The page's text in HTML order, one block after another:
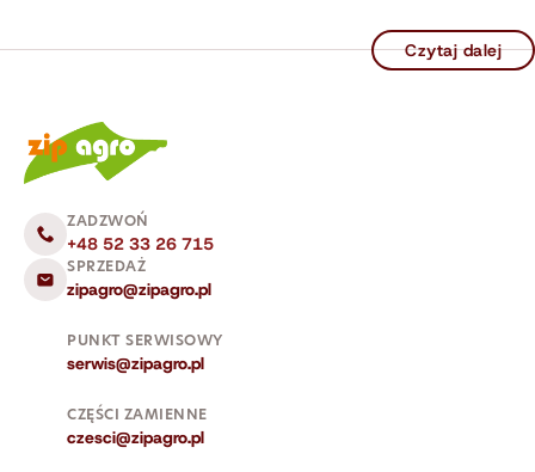
Czytaj dalej
ZADZWOŃ
+48 52 33 26 715
SPRZEDAŻ
zipagro@zipagro.pl
PUNKT SERWISOWY
serwis@zipagro.pl
CZĘŚCI ZAMIENNE
czesci@zipagro.pl